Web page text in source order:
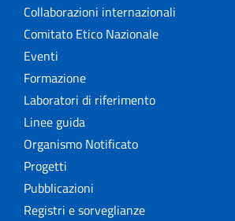
Collaborazioni internazionali
Comitato Etico Nazionale
Eventi
Formazione
Laboratori di riferimento
Linee guida
Organismo Notificato
Progetti
Pubblicazioni
Registri e sorveglianze